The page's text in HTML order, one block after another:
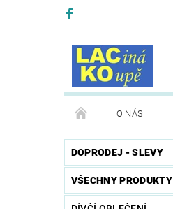
O NÁS
DOPRODEJ - SLEVY
VŠECHNY PRODUKTY